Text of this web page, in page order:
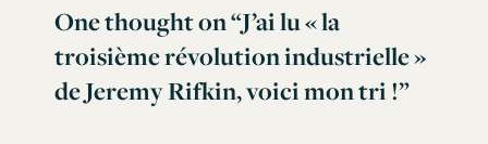
One thought on “J’ai lu « la
troisième révolution industrielle »
de Jeremy Rifkin, voici mon tri !”